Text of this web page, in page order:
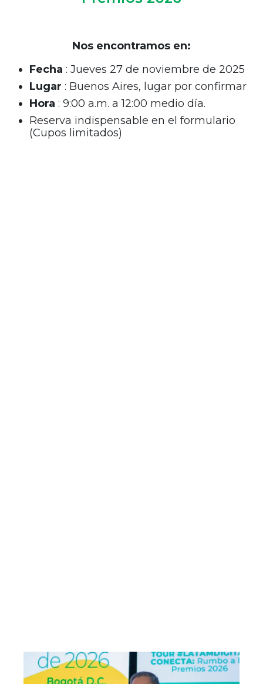
Nos encontramos en:
Fecha : Jueves 27 de noviembre de 2025
Lugar : Buenos Aires, lugar por confirmar
Hora : 9:00 a.m. a 12:00 medio día.
Reserva indispensable en el formulario
(Cupos limitados)